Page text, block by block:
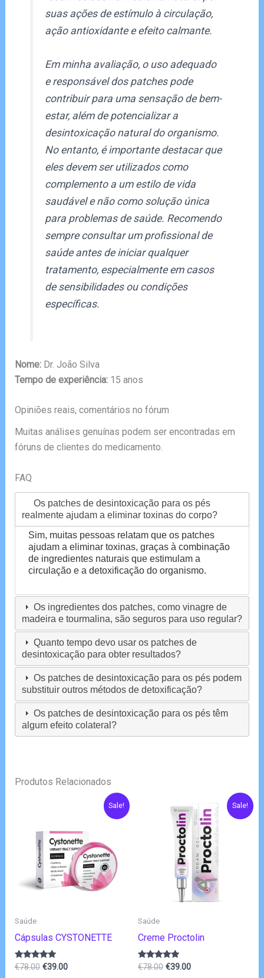
suas ações de estímulo à circulação,
ação antioxidante e efeito calmante.
Em minha avaliação, o uso adequado
e responsável dos patches pode
contribuir para uma sensação de bem-
estar, além de potencializar a
desintoxicação natural do organismo.
No entanto, é importante destacar que
eles devem ser utilizados como
complemento a um estilo de vida
saudável e não como solução única
para problemas de saúde. Recomendo
sempre consultar um profissional de
saúde antes de iniciar qualquer
tratamento, especialmente em casos
de sensibilidades ou condições
específicas.
Nome:Dr. João Silva
Tempo de experiência:15 anos
Opiniões reais, comentários no fórum
Muitas análises genuínas podem ser encontradas em
fóruns de clientes do medicamento.
FAQ
Os patches de desintoxicação para os pés
realmente ajudam a eliminar toxinas do corpo?
Sim, muitas pessoas relatam que os patches
ajudam a eliminar toxinas, graças à combinação
de ingredientes naturais que estimulam a
circulação e a detoxificação do organismo.
Os ingredientes dos patches, como vinagre de
madeira e tourmalina, são seguros para uso regular?
Quanto tempo devo usar os patches de
desintoxicação para obter resultados?
Os patches de desintoxicação para os pés podem
substituir outros métodos de detoxificação?
Os patches de desintoxicação para os pés têm
algum efeito colateral?
Produtos Relacionados
Sale!
Saúde
Cápsulas CYSTONETTE
Avaliação
€78.00 O
€39.00O
Sale!
Saúde
Creme Proctolin
Avaliação
€78.00 O
€39.00O